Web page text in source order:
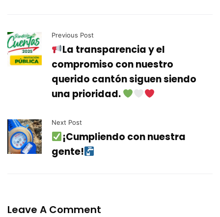
Previous Post
La transparencia y el
compromiso con nuestro
querido cantón siguen siendo
una prioridad.
Next Post
¡Cumpliendo con nuestra
gente!
Leave A Comment